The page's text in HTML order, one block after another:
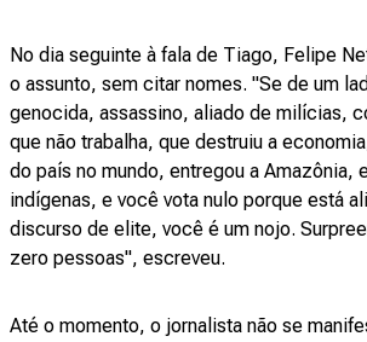
No dia seguinte à fala de Tiago, Felipe
o assunto, sem citar nomes. "Se de um
genocida, assassino, aliado de milícias,
que não trabalha, que destruiu a
do país no mundo, entregou a Amazônia,
indígenas, e você vota nulo porque está
discurso de elite, você é um nojo.
zero pessoas", escreveu.
Até o momento, o jornalista não se